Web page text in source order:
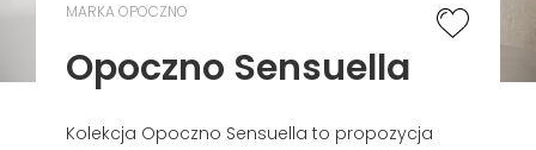
MARKA OPOCZNO
Opoczno Sensuella
Kolekcja Opoczno Sensuella to propozycja